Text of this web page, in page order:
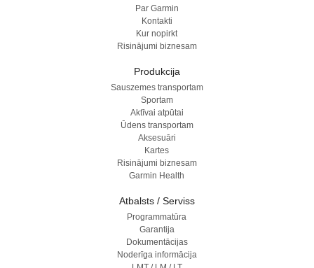
Par Garmin
Kontakti
Kur nopirkt
Risinājumi biznesam
Produkcija
Sauszemes transportam
Sportam
Aktīvai atpūtai
Ūdens transportam
Aksesuāri
Kartes
Risinājumi biznesam
Garmin Health
Atbalsts / Serviss
Programmatūra
Garantija
Dokumentācijas
Noderīga informācija